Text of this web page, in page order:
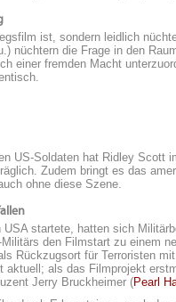
ist, sondern leidlich
nüchtern die Frage in den
einer fremden Macht
US-Soldaten hat Ridley Scott
Zudem bringt es das
ohne diese Szene.
startete, hatten sich
den Filmstart zu einem
Rückzugsort für Terroristen
aktuell; als das Filmprojekt
Jerry Bruckheimer (Pearl